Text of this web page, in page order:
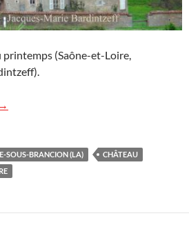
printemps (Saône-et-Loire,
Le château de Nobles, Bourgogne
→
SOUS-BRANCION (LA)
CHÂTEAU